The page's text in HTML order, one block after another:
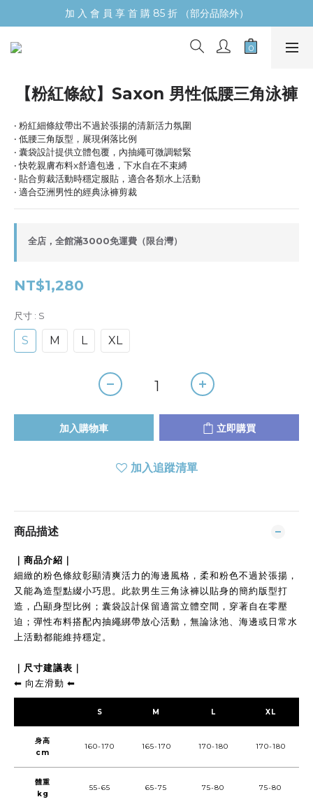
加 入 會 員 享 首 購 85 折 （部分品除外）
【粉紅條紋】Saxon 男性低腰三角泳褲
‧ 粉紅細條紋帶出不過於張揚的清新活力氛圍
‧ 低腰三角版型，展現俐落比例
‧ 囊袋設計提供立體包覆，內抽繩可微調鬆緊
‧ 快乾親膚布料x舒適包邊，下水自在不束縛
‧ 貼合剪裁活動時穩定服貼，適合各類水上活動
‧ 適合亞洲男性的經典泳褲剪裁
全店，全館滿3000免運費（限台灣）
NT$1,280
尺寸 : S
S M L XL
加入購物車 立即購買
加入追蹤清單
商品描述
｜商品介紹｜
細緻的粉色條紋彰顯清爽活力的海邊風格，柔和粉色不過於張揚，
又能為造型點綴小巧思。此款男生三角泳褲以貼身的簡約版型打
造，凸顯身型比例；囊袋設計保留適當立體空間，穿著自在零壓
迫；彈性布料搭配內抽繩綁帶放心活動，無論泳池、海邊或日常水
上活動都能維持穩定。
｜尺寸建議表｜
⬅︎ 向左滑動 ⬅︎
S M L XL
身高
cm
160-170 165-170 170-180 170-180
體重
kg
55-65 65-75 75-80 75-80